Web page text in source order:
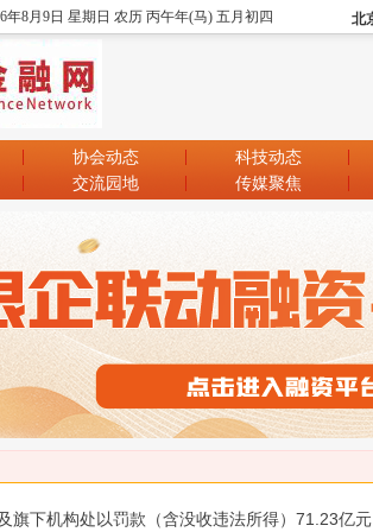
年8月9日 星期日 农历 丙午年(马) 五月初四
协会动态 科技动态
交流园地
传媒聚焦
旗下机构处以罚款（含没收违法所得）71.23亿元